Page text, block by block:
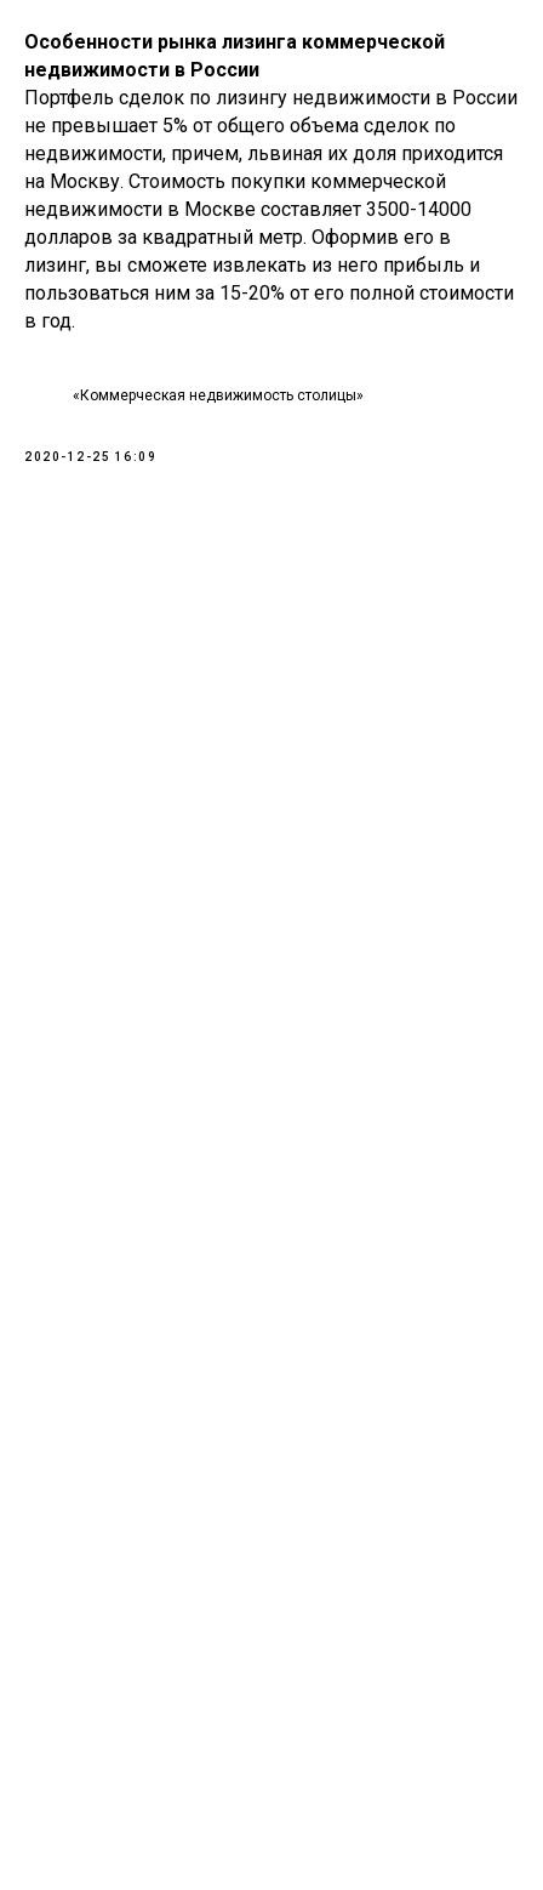
Особенности рынка лизинга коммерческой
недвижимости в России
Портфель сделок по лизингу недвижимости в России
не превышает 5% от общего объема сделок по
недвижимости, причем, львиная их доля приходится
на Москву. Стоимость покупки коммерческой
недвижимости в Москве составляет 3500-14000
долларов за квадратный метр. Оформив его в
лизинг, вы сможете извлекать из него прибыль и
пользоваться ним за 15-20% от его полной стоимости
в год.
«Коммерческая недвижимость столицы»
2020-12-25 16:09